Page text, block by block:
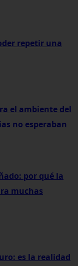
repetir una
el ambiente del
no esperaban
por qué la
muchas
es la realidad